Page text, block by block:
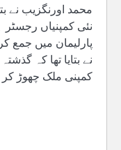
نئی کمپنیاں
پارلیمان میں جمع
نے بتایا تھا کہ
کمپنی ملک چھوڑ